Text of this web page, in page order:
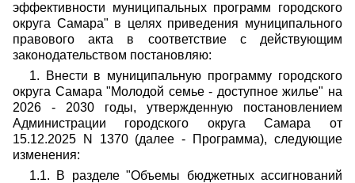
эффективности муниципальных программ городского
округа Самара" в целях приведения муниципального
правового акта в соответствие с действующим
законодательством постановляю:
1. Внести в муниципальную программу городского
округа Самара "Молодой семье - доступное жилье" на
2026 - 2030 годы, утвержденную постановлением
Администрации городского округа Самара от
15.12.2025 N 1370 (далее - Программа), следующие
изменения:
1.1. В разделе "Объемы бюджетных ассигнований